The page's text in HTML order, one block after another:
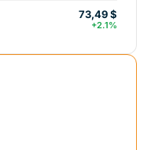
73,49 $
+2.1%